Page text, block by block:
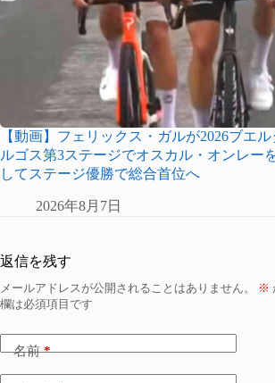
【動画】フェリックス・ガルが2026ブエ
ルゴス第3ステージでオスカル・オンレー
してステージ優勝で総合首位へ
2026年8月7日
返信を残す
メールアドレスが公開されることはありません。 ※
欄は必須項目です
名前*